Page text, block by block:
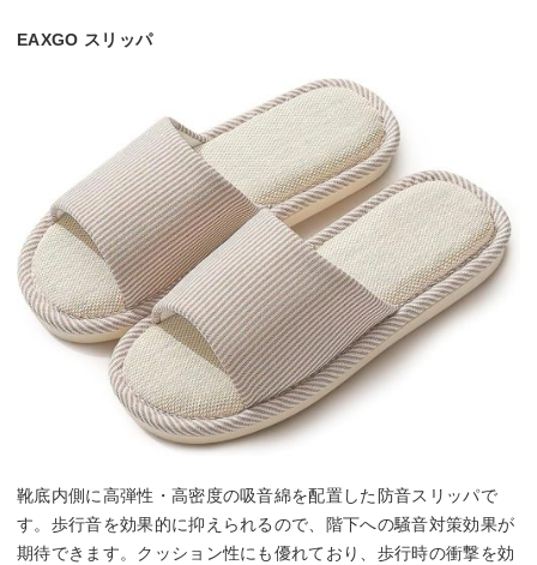
EAXGO スリッパ
靴底内側に高弾性・高密度の吸音綿を配置した防音スリッパで
す。歩行音を効果的に抑えられるので、階下への騒音対策効果が
期待できます。クッション性にも優れており、歩行時の衝撃を効